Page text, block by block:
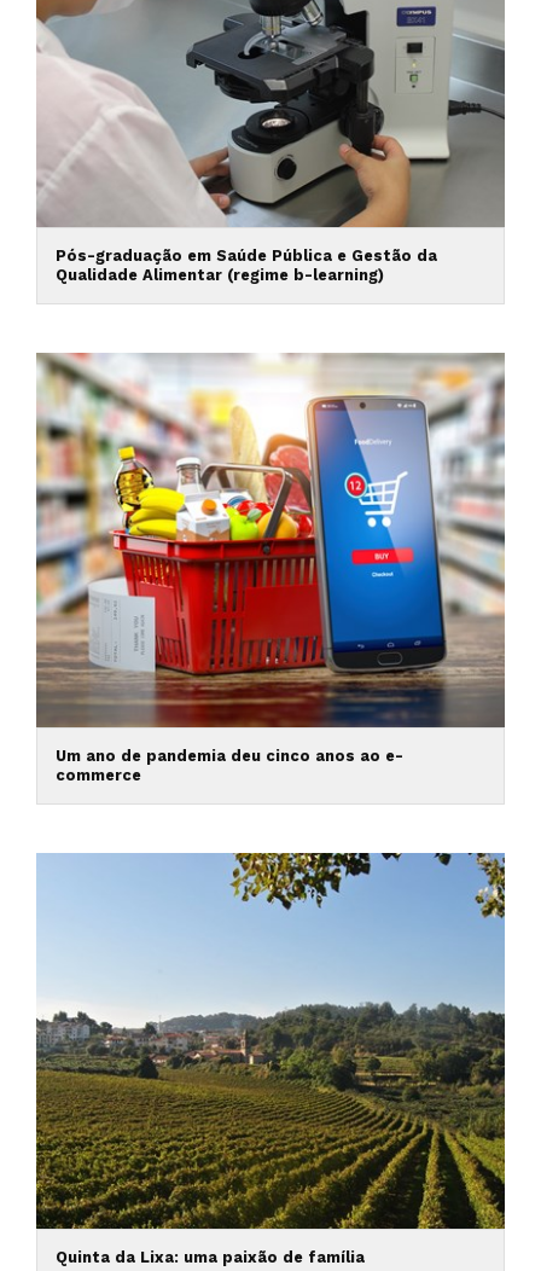
Pós-graduação em Saúde Pública e Gestão da
Qualidade Alimentar (regime b-learning)
Um ano de pandemia deu cinco anos ao e-
commerce
Quinta da Lixa: uma paixão de família